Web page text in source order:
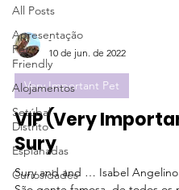
All Posts
Apresentação
Pet
Friendly
Alojamentos
Setúbal
Distrito
Esplanadas
Curiosidades
-
10 de jun. de 2022
Very Important Pet
VIP (Very
Sury
Sury and and … Isabel Angelino! @isabel.angelino